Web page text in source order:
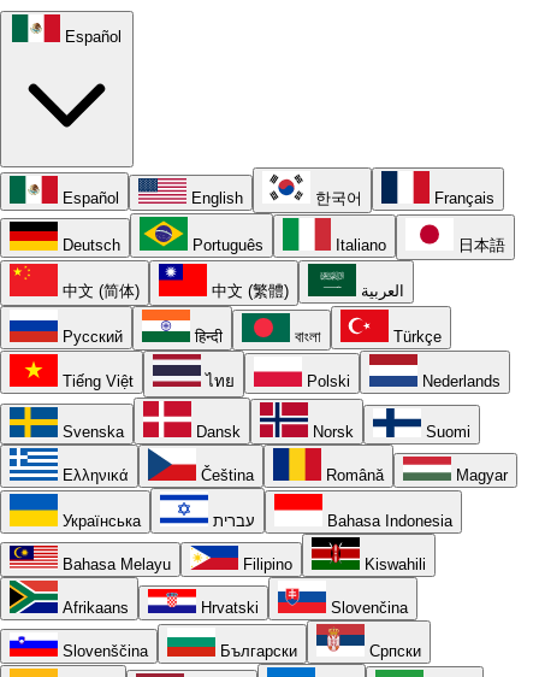
Español
Español English 한국어 Français
Deutsch Português Italiano 日本語
中文 (简体) 中文 (繁體) العربية
Русский हिन्दी বাংলা Türkçe
Tiếng Việt ไทย Polski Nederlands
Svenska Dansk Norsk Suomi
Ελληνικά Čeština Română Magyar
Українська עברית Bahasa Indonesia
Bahasa Melayu Filipino Kiswahili
Afrikaans Hrvatski Slovenčina
Slovenščina Български Српски